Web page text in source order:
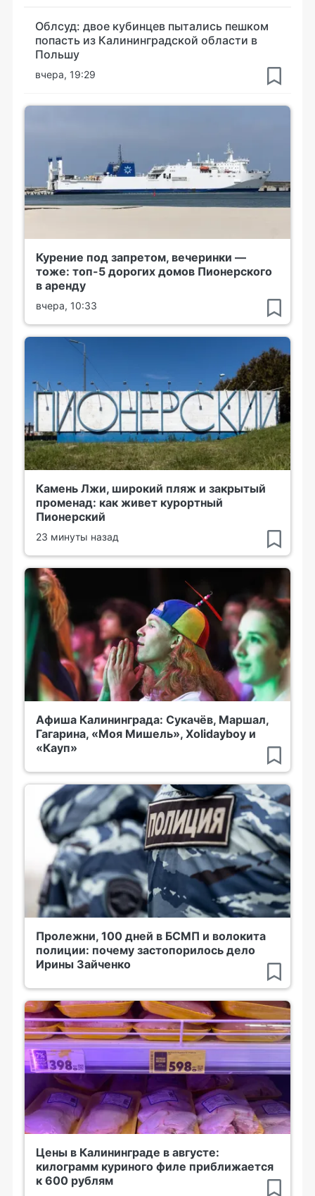
Облсуд: двое кубинцев пытались пешком
попасть из Калининградской области в
Польшу
вчера, 19:29
Курение под запретом, вечеринки —
тоже: топ-5 дорогих домов Пионерского
в аренду
вчера, 10:33
Камень Лжи, широкий пляж и закрытый
променад: как живет курортный
Пионерский
23 минуты назад
Афиша Калининграда: Сукачёв, Маршал,
Гагарина, «Моя Мишель», Xolidayboy и
«Кауп»
Пролежни, 100 дней в БСМП и волокита
полиции: почему застопорилось дело
Ирины Зайченко
Цены в Калининграде в августе:
килограмм куриного филе приближается
к 600 рублям